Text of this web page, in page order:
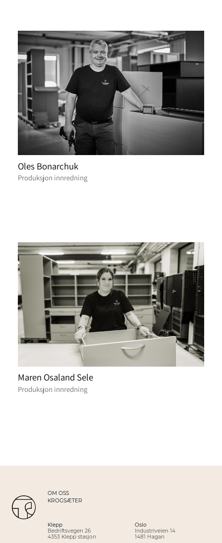
Oles Bonarchuk
Produksjon innredning
Maren Osaland Sele
Produksjon innredning
Klepp
Bedriftsvegen 26
4353 Klepp stasjon
Oslo
Industriveien 14
1481 Hagan
OM OSS
KROGSÆTER